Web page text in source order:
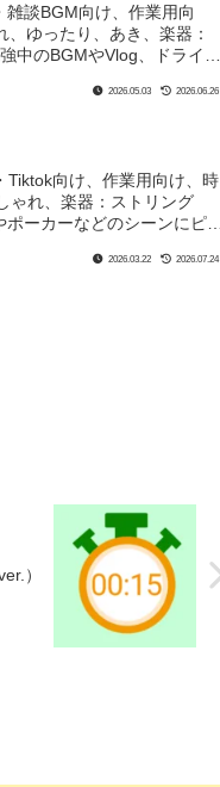
談BGM向け、作業用向
ゆったり、あき、楽器：
中のBGMやVlog、ドライ
2026.05.03 2026.06.26
向け、作業用向け、時
ゃれ、楽器：ストリング
ーカーなどのシーンにピッ
2026.03.22 2026.07.24
）